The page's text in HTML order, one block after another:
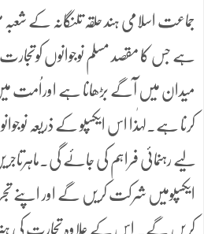
جماعت اسلامی ہند حلقہ تلنگانہ کے
ہے جس کا مقصد مسلم نوجوانوں
میدان میں آگے بڑھانا ہے اوراُمت
کرنا ہے۔لہٰذا اس ایکسپو کے ذریعہ
لیے رہنمائی فراہم کی جائے
ایکسپومیں شرکت کریں گے اور اپنے
کریں گے۔ اس کے علاوہ تجارت کی